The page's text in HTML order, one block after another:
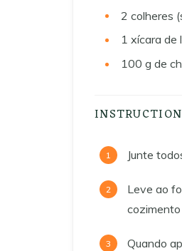
2 colheres
1 xícara de
100 g de
Junte
Leve ao
Quando